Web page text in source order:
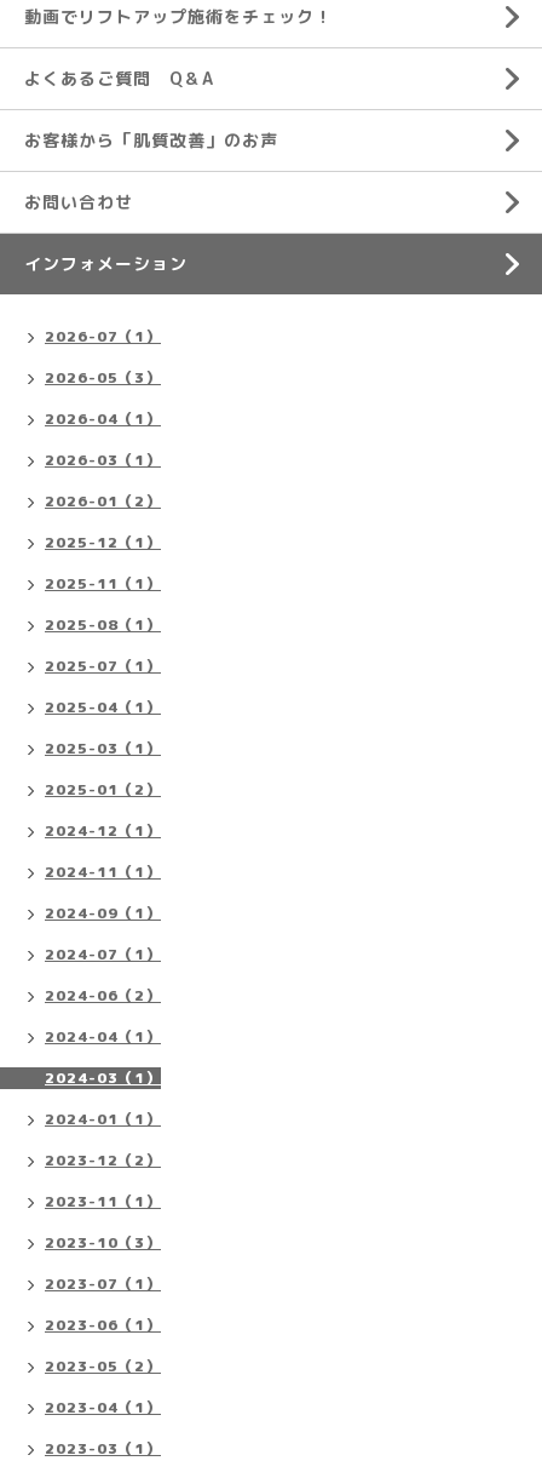
動画でリフトアップ施術をチェック！
よくあるご質問 Q＆A
お客様から「肌質改善」のお声
お問い合わせ
インフォメーション
2026-07（1）
2026-05（3）
2026-04（1）
2026-03（1）
2026-01（2）
2025-12（1）
2025-11（1）
2025-08（1）
2025-07（1）
2025-04（1）
2025-03（1）
2025-01（2）
2024-12（1）
2024-11（1）
2024-09（1）
2024-07（1）
2024-06（2）
2024-04（1）
2024-03（1）
2024-01（1）
2023-12（2）
2023-11（1）
2023-10（3）
2023-07（1）
2023-06（1）
2023-05（2）
2023-04（1）
2023-03（1）